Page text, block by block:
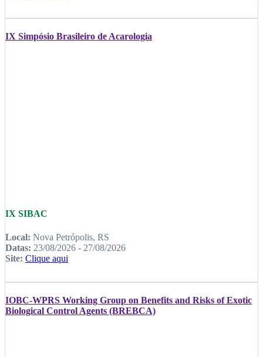
IX Simpósio Brasileiro de Acarologia
IX SIBAC
Local: Nova Petrópolis, RS
Datas: 23/08/2026 - 27/08/2026
Site: Clique aqui
IOBC-WPRS Working Group on Benefits and Risks of Exotic
Biological Control Agents (BREBCA)